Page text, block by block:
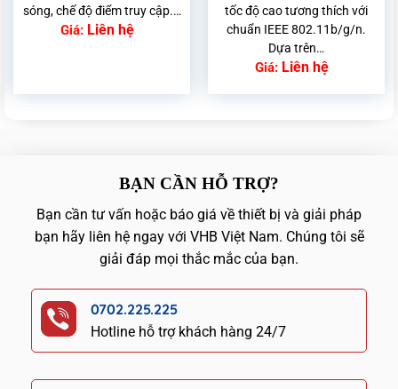
sóng, chế độ điểm truy cập.…
Giá: Liên hệ
tốc độ cao tương thích với
chuẩn IEEE 802.11b/g/n.
Dựa trên…
Giá: Liên hệ
BẠN CẦN HỖ TRỢ?
Bạn cần tư vấn hoặc báo giá về thiết bị và giải pháp
bạn hãy liên hệ ngay với VHB Việt Nam. Chúng tôi sẽ
giải đáp mọi thắc mắc của bạn.
0702.225.225
Hotline hỗ trợ khách hàng 24/7